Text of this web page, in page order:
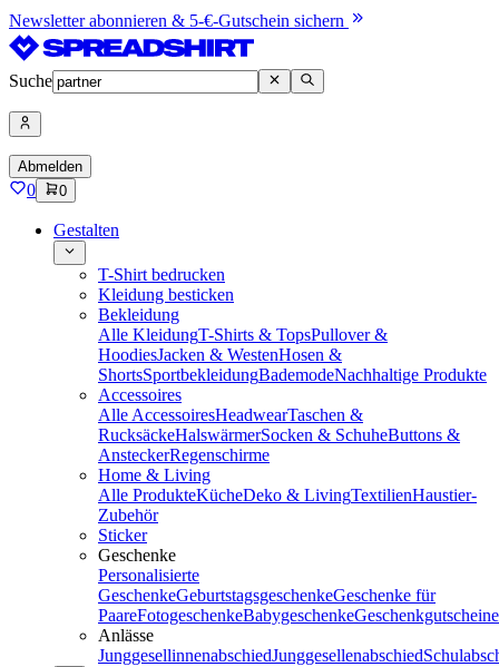
Newsletter abonnieren & 5-€-Gutschein sichern
Suche
Abmelden
0 0
Gestalten
T-Shirt bedrucken
Kleidung besticken
Bekleidung
Alle KleidungT-Shirts & TopsPullover &
HoodiesJacken & WestenHosen &
ShortsSportbekleidungBademodeNachhaltige Produkte
Accessoires
Alle AccessoiresHeadwearTaschen &
RucksäckeHalswärmerSocken & SchuheButtons &
AnsteckerRegenschirme
Home & Living
Alle ProdukteKücheDeko & LivingTextilienHaustier-
Zubehör
Sticker
Geschenke
Personalisierte
GeschenkeGeburtstagsgeschenkeGeschenke für
PaareFotogeschenkeBabygeschenkeGeschenkgutscheine
Anlässe
JunggesellinnenabschiedJunggesellenabschied